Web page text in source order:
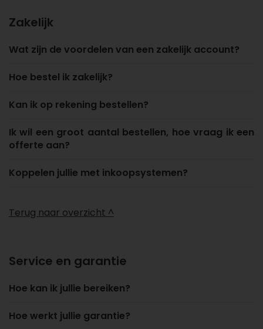
Zakelijk
Wat zijn de voordelen van een zakelijk account?
Hoe bestel ik zakelijk?
Kan ik op rekening bestellen?
Ik wil een groot aantal bestellen, hoe vraag ik een
offerte aan?
Koppelen jullie met inkoopsystemen?
Terug naar overzicht ^
Service en garantie
Hoe kan ik jullie bereiken?
Hoe werkt jullie garantie?